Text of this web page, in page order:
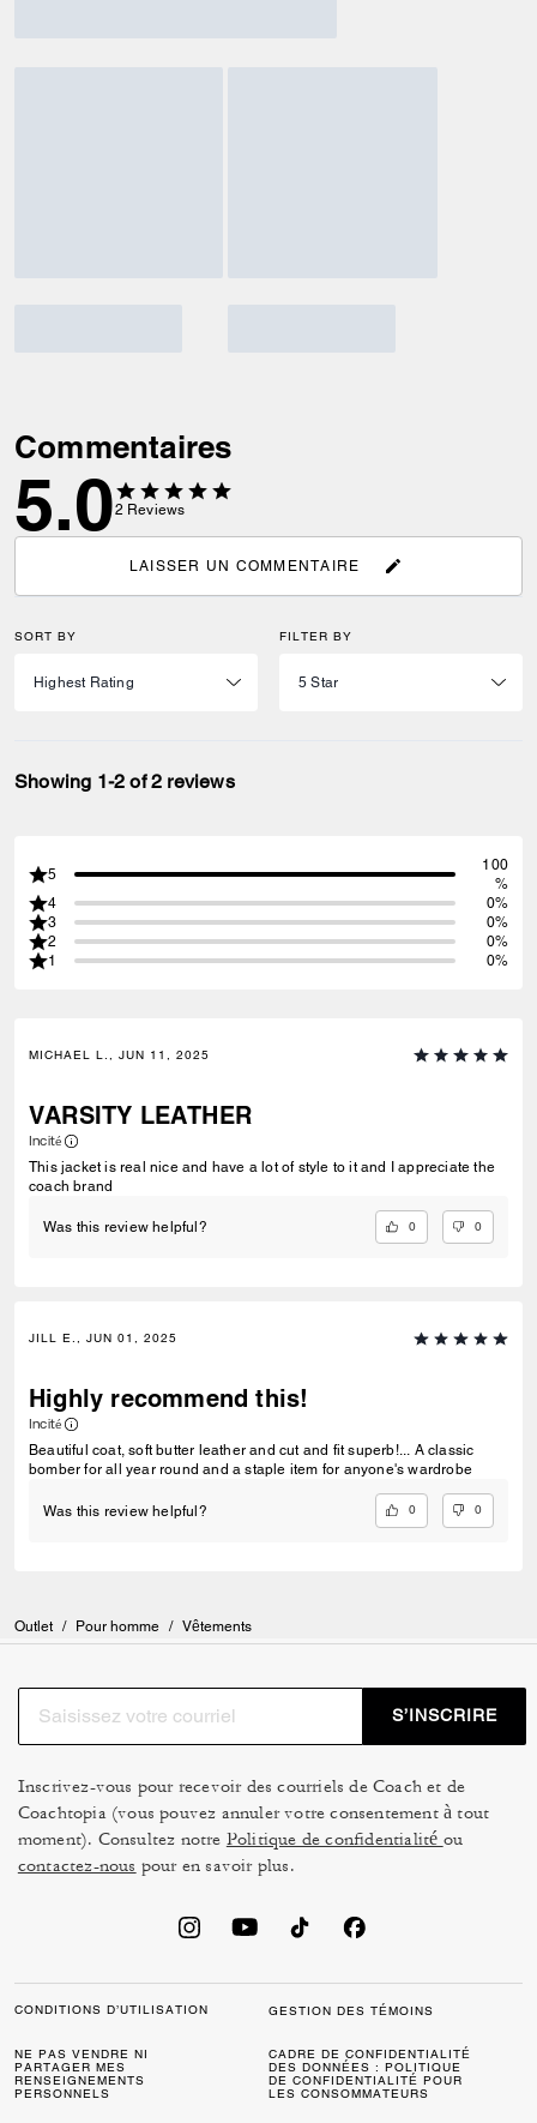
Commentaires
5.02 Reviews
LAISSER UN COMMENTAIRE
SORT BY FILTER BY
Showing 1-2 of 2 reviews
5
100
%
4
0%
3
0%
2
0%
1
0%
MICHAEL L., JUN 11, 2025
VARSITY LEATHER
Incité
This jacket is real nice and have a lot of style to it and I appreciate the
coach brand
Was this review helpful? 0 0
JILL E., JUN 01, 2025
Highly recommend this!
Incité
Beautiful coat, soft butter leather and cut and fit superb!... A classic
bomber for all year round and a staple item for anyone's wardrobe
Was this review helpful? 0 0
Outlet / Pour homme / Vêtements
S’INSCRIRE
Inscrivez-vous pour recevoir des courriels de Coach et de
Coachtopia (vous pouvez annuler votre consentement à tout
moment). Consultez notre Politique de confidentialité ou
contactez-nous pour en savoir plus.
CONDITIONS D’UTILISATION GESTION DES TÉMOINS
NE PAS VENDRE NI
PARTAGER MES
RENSEIGNEMENTS
PERSONNELS
CADRE DE CONFIDENTIALITÉ
DES DONNÉES : POLITIQUE
DE CONFIDENTIALITÉ POUR
LES CONSOMMATEURS